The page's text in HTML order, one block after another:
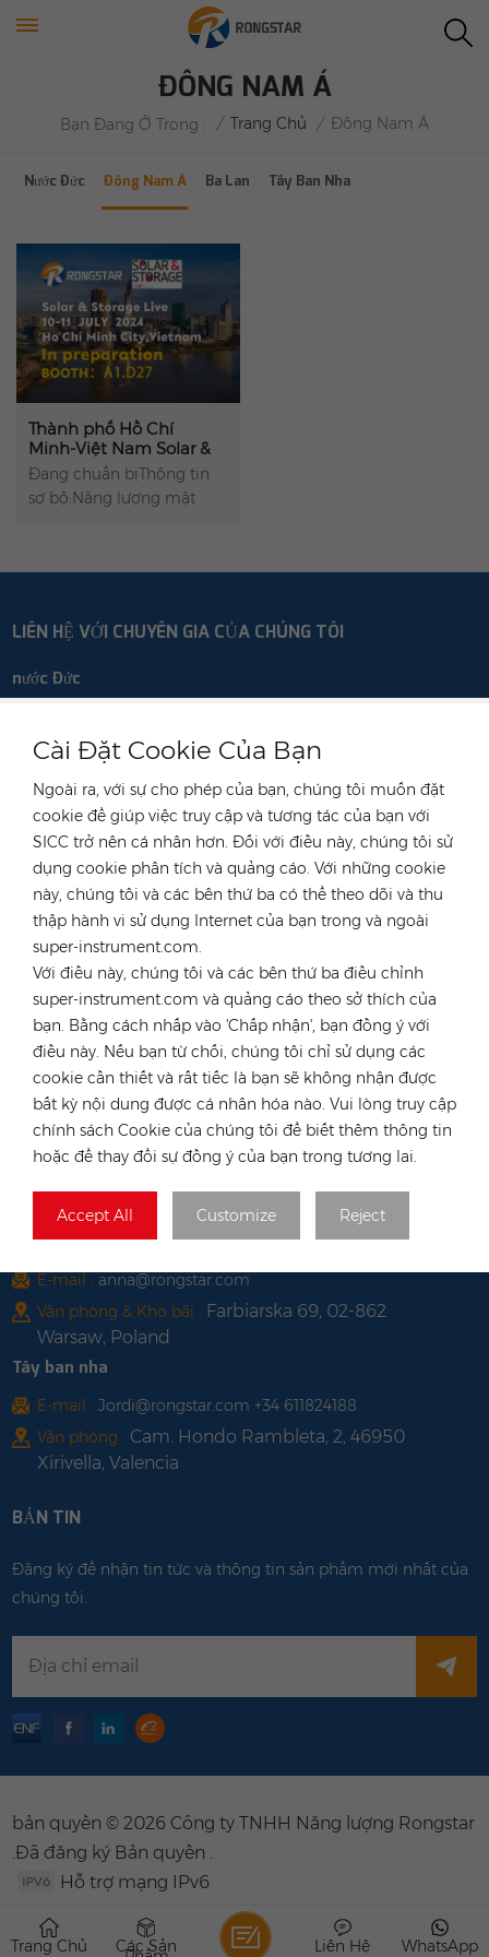
Cài Đặt Cookie Của Bạn
Ngoài ra, với sự cho phép của bạn, chúng tôi muốn đặt
cookie để giúp việc truy cập và tương tác của bạn với
SICC trở nên cá nhân hơn. Đối với điều này, chúng tôi sử
dụng cookie phân tích và quảng cáo. Với những cookie
này, chúng tôi và các bên thứ ba có thể theo dõi và thu
thập hành vi sử dụng Internet của bạn trong và ngoài
super-instrument.com.
Với điều này, chúng tôi và các bên thứ ba điều chỉnh
super-instrument.com và quảng cáo theo sở thích của
bạn. Bằng cách nhấp vào 'Chấp nhận', bạn đồng ý với
điều này. Nếu bạn từ chối, chúng tôi chỉ sử dụng các
cookie cần thiết và rất tiếc là bạn sẽ không nhận được
bất kỳ nội dung được cá nhân hóa nào. Vui lòng truy cập
chính sách Cookie của chúng tôi để biết thêm thông tin
hoặc để thay đổi sự đồng ý của bạn trong tương lai.
Accept All Customize Reject
ĐÔNG NAM Á
Bạn Đang Ở Trong : / Trang Chủ / Đông Nam Á
Nước Đức Đông Nam Á Ba Lan Tây Ban Nha
Thành phố Hồ Chí
Minh-Việt Nam Solar &
Storage Live 2024
Đang chuẩn bịThông tin
sơ bộ:Năng lượng mặt
Tư, ngày 10 tháng 7 năm
tháng 7 năm 2024Địa
điểm: SKY Expo Việt
Minh, Việt NamGIAN
LIÊN HỆ VỚI CHUYÊN GIA CỦA CHÚNG TÔI
nước Đức
E-mail :anna@rongstar.com
Văn phòng & Kho bãi : Industriestraße 40,
52457 Aldenhoven, Deutschland
Hong Kong
điện thoại :+852 54222219
E-mail :
hk@rongstar.com
Văn phòng & Kho bãi :
Yuen Long, Hong Kong
Việt Nam
điện thoại :+84 522 038 896
E-mail :
vn@rongstar.com
Văn phòng :
102 Phung Van Cung Street,Ward
7, Phu Nhuan District, HoChi
Kho :263 Go O Moi, Phu Thuan, District 7, Ho
Ba Lan
E-mail : anna@rongstar.com
Văn phòng & Kho bãi : Farbiarska 69, 02-862
Warsaw, Poland
Tây ban nha
E-mail : Jordi@rongstar.com +34 611824188
Văn phòng : Cam. Hondo Rambleta, 2, 46950
Xirivella, Valencia
BẢN TIN
Đăng ký để nhận tin tức và thông tin sản phẩm mới nhất của
chúng tôi.
bản quyền © 2026 Công ty TNHH Năng lượng Rongstar
.Đã đăng ký Bản quyền .
Hỗ trợ mạng IPv6
Trang Chủ Các Sản WhatsApp
Liên Hệ